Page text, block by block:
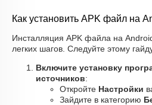
Как установить APK файл на
Инсталляция APK файла на
легких шагов. Следуйте этому
Включите установку
источников:
Откройте Настройки
Зайдите в категорию